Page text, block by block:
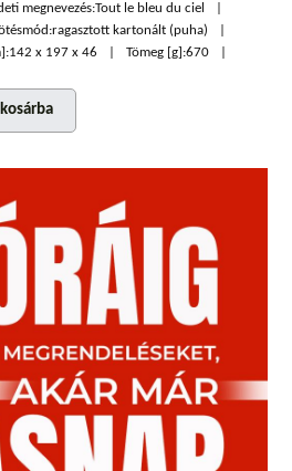
megnevezés:Tout le bleu du ciel
ragasztott kartonált (puha)
142 x 197 x 46 Tömeg [g]:670
kosárba